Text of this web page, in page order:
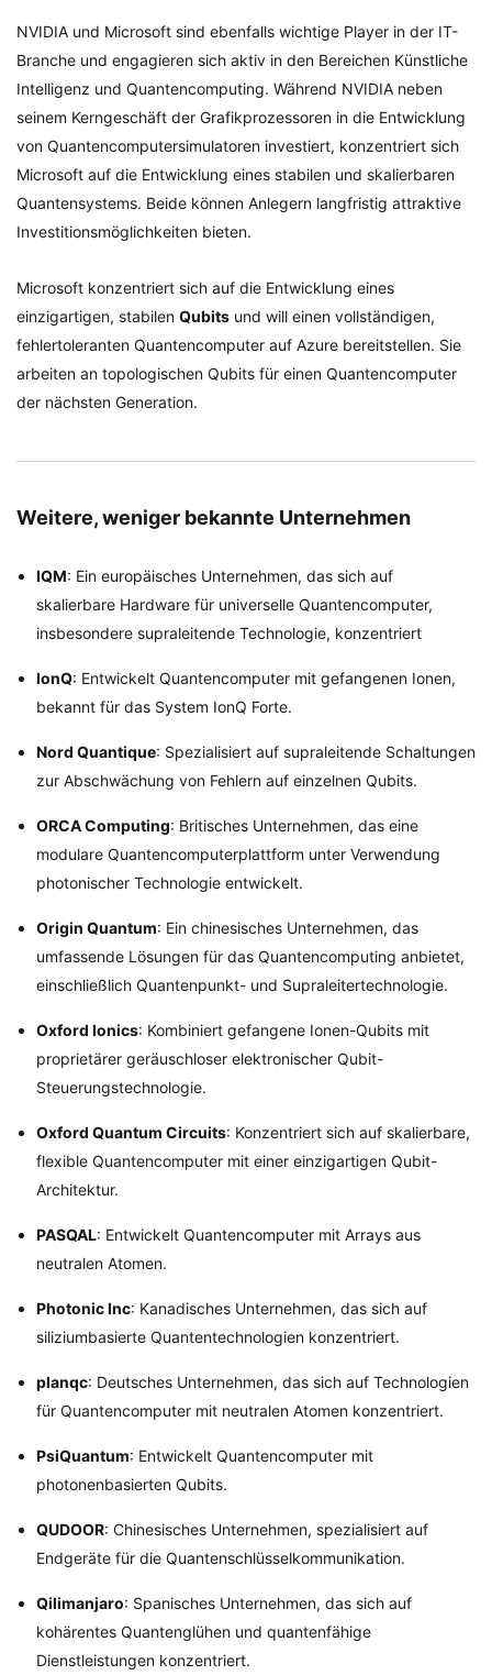
NVIDIA und Microsoft sind ebenfalls wichtige Player in der IT-
Branche und engagieren sich aktiv in den Bereichen Künstliche
Intelligenz und Quantencomputing. Während NVIDIA neben
seinem Kerngeschäft der Grafikprozessoren in die Entwicklung
von Quantencomputersimulatoren investiert, konzentriert sich
Microsoft auf die Entwicklung eines stabilen und skalierbaren
Quantensystems. Beide können Anlegern langfristig attraktive
Investitionsmöglichkeiten bieten.
Microsoft konzentriert sich auf die Entwicklung eines
einzigartigen, stabilen Qubits und will einen vollständigen,
fehlertoleranten Quantencomputer auf Azure bereitstellen. Sie
arbeiten an topologischen Qubits für einen Quantencomputer
der nächsten Generation.
Weitere, weniger bekannte Unternehmen
IQM: Ein europäisches Unternehmen, das sich auf
skalierbare Hardware für universelle Quantencomputer,
insbesondere supraleitende Technologie, konzentriert
IonQ: Entwickelt Quantencomputer mit gefangenen Ionen,
bekannt für das System IonQ Forte.
Nord Quantique: Spezialisiert auf supraleitende Schaltungen
zur Abschwächung von Fehlern auf einzelnen Qubits.
ORCA Computing: Britisches Unternehmen, das eine
modulare Quantencomputerplattform unter Verwendung
photonischer Technologie entwickelt.
Origin Quantum: Ein chinesisches Unternehmen, das
umfassende Lösungen für das Quantencomputing anbietet,
einschließlich Quantenpunkt- und Supraleitertechnologie.
Oxford Ionics: Kombiniert gefangene Ionen-Qubits mit
proprietärer geräuschloser elektronischer Qubit-
Steuerungstechnologie.
Oxford Quantum Circuits: Konzentriert sich auf skalierbare,
flexible Quantencomputer mit einer einzigartigen Qubit-
Architektur.
PASQAL: Entwickelt Quantencomputer mit Arrays aus
neutralen Atomen.
Photonic Inc: Kanadisches Unternehmen, das sich auf
siliziumbasierte Quantentechnologien konzentriert.
planqc: Deutsches Unternehmen, das sich auf Technologien
für Quantencomputer mit neutralen Atomen konzentriert.
PsiQuantum: Entwickelt Quantencomputer mit
photonenbasierten Qubits.
QUDOOR: Chinesisches Unternehmen, spezialisiert auf
Endgeräte für die Quantenschlüsselkommunikation.
Qilimanjaro: Spanisches Unternehmen, das sich auf
kohärentes Quantenglühen und quantenfähige
Dienstleistungen konzentriert.